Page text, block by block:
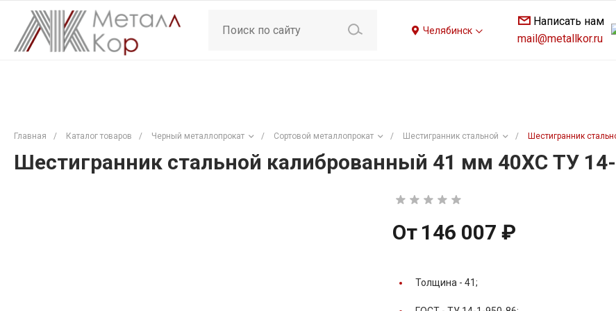
Челябинск
Написать нам
mail@metallkor.ru
Главная / Каталог товаров / Черный металлопрокат / Сортовой металлопрокат / Шестигранник стальной / Шестигранник
Шестигранник стальной калиброванный 41 мм 40ХС ТУ
От 146 007 ₽
Толщина - 41;